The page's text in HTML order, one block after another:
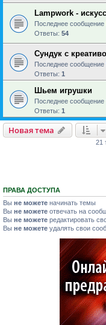
Lampwork -
Последнее сообщение
Ответы: 54
Сундук с
Последнее сообщение
Ответы: 1
Шьем игрушки
Последнее сообщение
Ответы: 1
Новая тема
21
ПРАВА ДОСТУПА
Вы не можете начинать темы
Вы не можете отвечать на
Вы не можете редактировать
Вы не можете удалять свои